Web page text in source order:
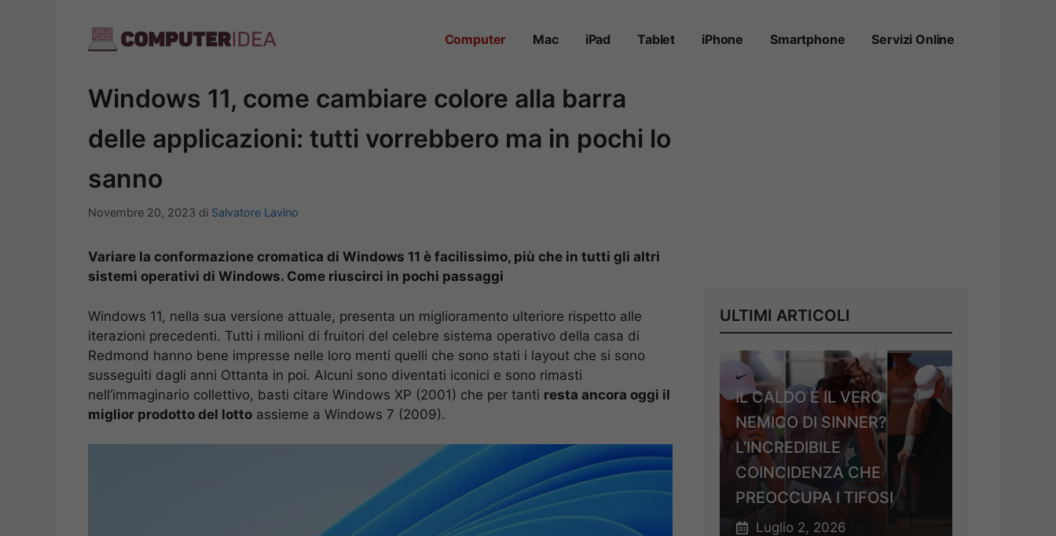
Computer Mac iPad Tablet iPhone Smartphone Servizi Online
Windows 11, come cambiare colore alla barra
delle applicazioni: tutti vorrebbero ma in pochi lo
sanno
Novembre 20, 2023 di Salvatore Lavino
Variare la conformazione cromatica di Windows 11 è facilissimo, più che in tutti gli altri
sistemi operativi di Windows. Come riuscirci in pochi passaggi
Windows 11, nella sua versione attuale, presenta un miglioramento ulteriore rispetto alle
iterazioni precedenti. Tutti i milioni di fruitori del celebre sistema operativo della casa di
Redmond hanno bene impresse nelle loro menti quelli che sono stati i layout che si sono
susseguiti dagli anni Ottanta in poi. Alcuni sono diventati iconici e sono rimasti
nell’immaginario collettivo, basti citare Windows XP (2001) che per tanti resta ancora oggi il
miglior prodotto del lotto assieme a Windows 7 (2009).
ULTIMI ARTICOLI
IL CALDO È IL VERO
NEMICO DI SINNER?
L’INCREDIBILE
COINCIDENZA CHE
PREOCCUPA I TIFOSI
Luglio 2, 2026